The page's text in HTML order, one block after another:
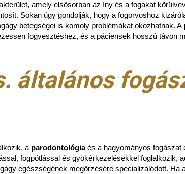
amely elsősorban az íny és a fogakat
Sokan úgy gondolják, hogy a fogorvoshoz
betegségei is komoly problémákat okozhatnak. A
fogvesztéshez, és a páciensek hosszú távon
általános
a parodontológiaés a hagyományos fogászat
fogpótlással és gyökérkezelésekkel foglalkozik,
egészségének megőrzésére specializálódott. Ha